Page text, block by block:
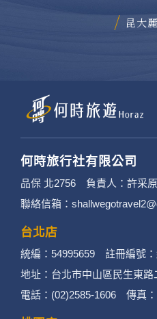
「你想去的，我為你先走
新走過一趟，確保你參加每
費都能很紮實的呈現。
*影片和素材都由何時旅遊團
權、侵害必究